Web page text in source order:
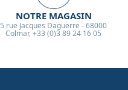
NOTRE MAGASIN
5 rue Jacques Daguerre - 68000
Colmar, +33 (0)3 89 24 16 05